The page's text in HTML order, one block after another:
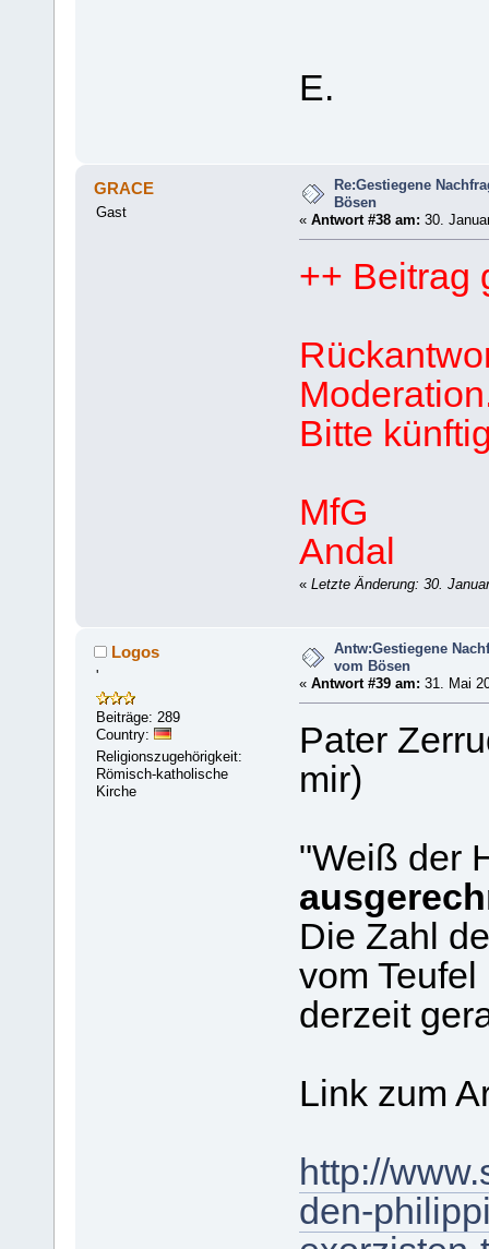
E.
GRACE
Gast
Re:Gestiegene
Bösen
« Antwort #38 am: 30.
++ Beitrag
Bitte
MfG
Andal
« Letzte Änderung: 30.
Logos
'
Beiträge: 289
Country:
Religionszugehörigkeit:
Römisch-katholische
Kirche
Antw:Gestiegene
vom Bösen
« Antwort #39 am: 31. Mai
Pater
mir)
"Weiß der
Die Zahl
vom
derzeit
Link zum
http://
den-